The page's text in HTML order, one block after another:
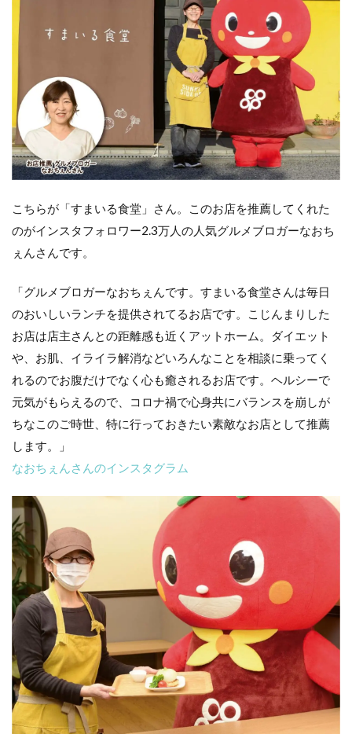
こちらが「すまいる食堂」さん。このお店を推薦してくれた
のがインスタフォロワー2.3万人の人気グルメブロガーなおち
ぇんさんです。
「グルメブロガーなおちぇんです。すまいる食堂さんは毎日
のおいしいランチを提供されてるお店です。こじんまりした
お店は店主さんとの距離感も近くアットホーム。ダイエット
や、お肌、イライラ解消などいろんなことを相談に乗ってく
れるのでお腹だけでなく心も癒されるお店です。ヘルシーで
元気がもらえるので、コロナ禍で心身共にバランスを崩しが
ちなこのご時世、特に行っておきたい素敵なお店として推薦
します。」
なおちぇんさんのインスタグラム